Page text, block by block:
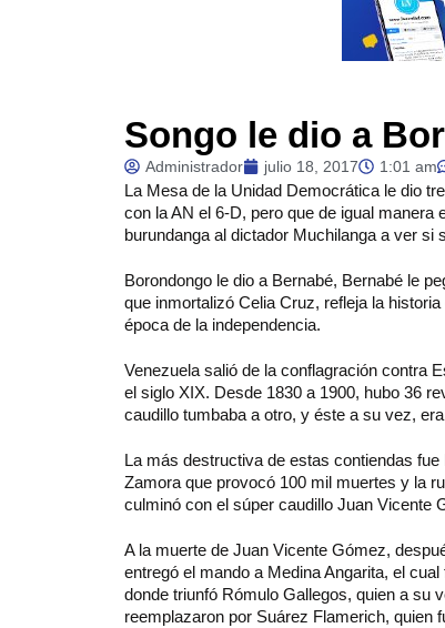
Songo le dio a
Administrador julio 18, 2017 1:01 am
La Mesa de la Unidad Democrática le dio
con la AN el 6-D, pero que de igual
burundanga al dictador Muchilanga a ver si
Borondongo le dio a Bernabé, Bernabé le
que inmortalizó Celia Cruz, refleja la
época de la independencia.
Venezuela salió de la conflagración contra
el siglo XIX. Desde 1830 a 1900, hubo 36
caudillo tumbaba a otro, y éste a su vez,
La más destructiva de estas contiendas
Zamora que provocó 100 mil muertes y la
culminó con el súper caudillo Juan Vicente
A la muerte de Juan Vicente Gómez,
entregó el mando a Medina Angarita, el
donde triunfó Rómulo Gallegos, quien a su
reemplazaron por Suárez Flamerich, quien